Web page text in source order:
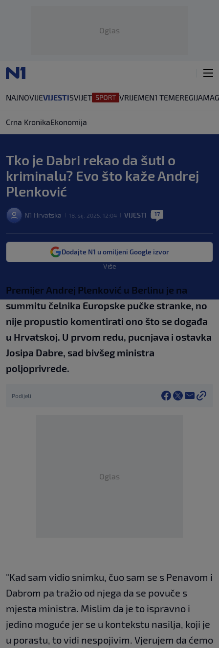
Oglas
NAJNOVIJEVIJESTISVIJET VRIJEMEN1 TEMEREGIJA
Crna KronikaEkonomija
Tko je Dabri rekao da šuti o
kriminalu? Evo što kaže Andrej
Plenković
N1 Hrvatska 18. sij. 2025. 12:04 VIJESTI 17
Dodajte N1 u omiljeni Google izvor
Više
Premijer Andrej Plenković u Berlinu je na
summitu čelnika Europske pučke stranke, no
nije propustio komentirati ono što se događa
u Hrvatskoj. U prvom redu, pucnjava i ostavka
Josipa Dabre, sad bivšeg ministra
poljoprivrede.
Podijeli
Oglas
"Kad sam vidio snimku, čuo sam se s Penavom i
Dabrom pa tražio od njega da se povuče s
mjesta ministra. Mislim da je to ispravno i
jedino moguće jer se u kontekstu nasilja, koji je
u porastu, to vidi nespojivim. Vjerujem da ćemo